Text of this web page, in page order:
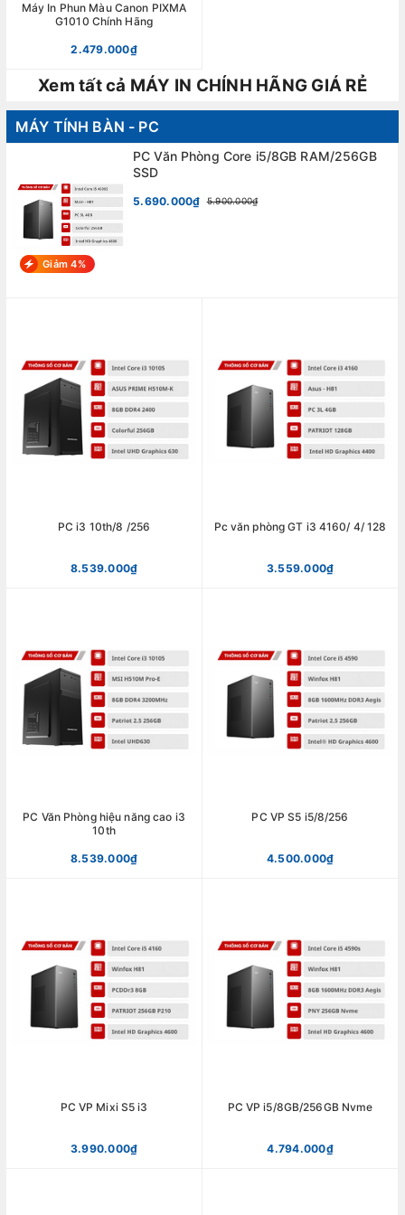
Máy In Phun Màu Canon PIXMA
G1010 Chính Hãng
2.479.000₫
Xem tất cả MÁY IN CHÍNH HÃNG GIÁ RẺ
MÁY TÍNH BÀN - PC
Giảm 4%
PC Văn Phòng Core i5/8GB RAM/256GB
SSD
5.690.000₫ 5.900.000₫
PC i3 10th/8 /256
8.539.000₫
Pc văn phòng GT i3 4160/ 4/ 128
3.559.000₫
PC Văn Phòng hiệu năng cao i3
10th
8.539.000₫
PC VP S5 i5/8/256
4.500.000₫
PC VP Mixi S5 i3
3.990.000₫
PC VP i5/8GB/256GB Nvme
4.794.000₫